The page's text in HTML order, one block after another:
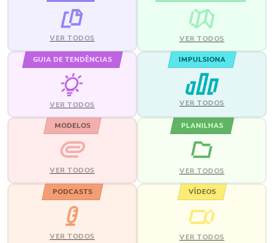
VER TODOS VER TODOS
GUIA DE TENDÊNCIAS
VER TODOS
IMPULSIONA
VER TODOS
MODELOS
VER TODOS
PLANILHAS
VER TODOS
PODCASTS
VER TODOS
VÍDEOS
VER TODOS